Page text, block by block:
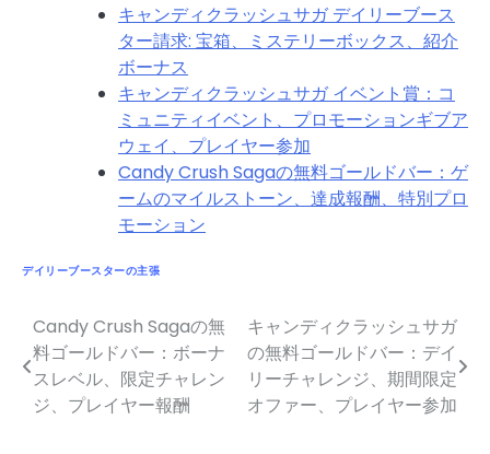
キャンディクラッシュサガ デイリーブース
ター請求: 宝箱、ミステリーボックス、紹介
ボーナス
キャンディクラッシュサガ イベント賞：コ
ミュニティイベント、プロモーションギブア
ウェイ、プレイヤー参加
Candy Crush Sagaの無料ゴールドバー：ゲ
ームのマイルストーン、達成報酬、特別プロ
モーション
デイリーブースターの主張
Post
navigation
Candy Crush Sagaの無
料ゴールドバー：ボーナ
スレベル、限定チャレン
ジ、プレイヤー報酬
キャンディクラッシュサガ
の無料ゴールドバー：デイ
リーチャレンジ、期間限定
オファー、プレイヤー参加